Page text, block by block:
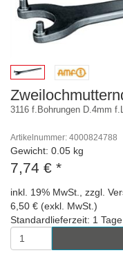
3116 f.Bohrungen D.4mm
Artikelnummer: 4000824788
Gewicht: 0.05 kg
7,74 € *
inkl. 19% MwSt., zzgl.
6,50 € (exkl. MwSt.)
Standardlieferzeit: 1 Tage